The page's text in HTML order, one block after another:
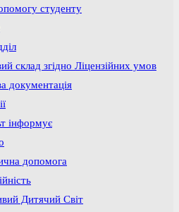
студенту
склад згідно Ліцензійних умов
документація
інформує
допомога
Дитячий Світ